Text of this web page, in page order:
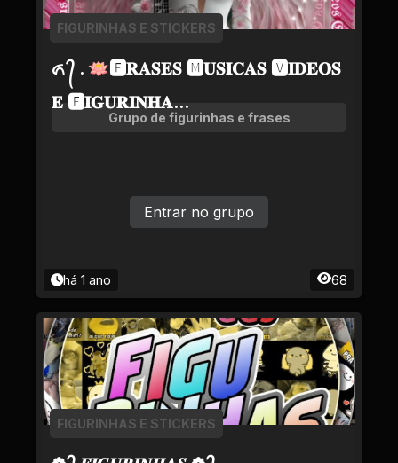
ᬏ ᭄ . 🪷🅵𝐑𝐀𝐒𝐄𝐒 🅼𝐔𝐒𝐈𝐂𝐀𝐒 🆅𝐈𝐃𝐄𝐎𝐒
𝐄 🅵𝐈𝐆𝐔𝐑𝐈𝐍𝐇𝐀...
FIGURINHAS E STICKERS
Grupo de figurinhas e frases
há 1 ano 68
Entrar no grupo
FIGURINHAS E STICKERS